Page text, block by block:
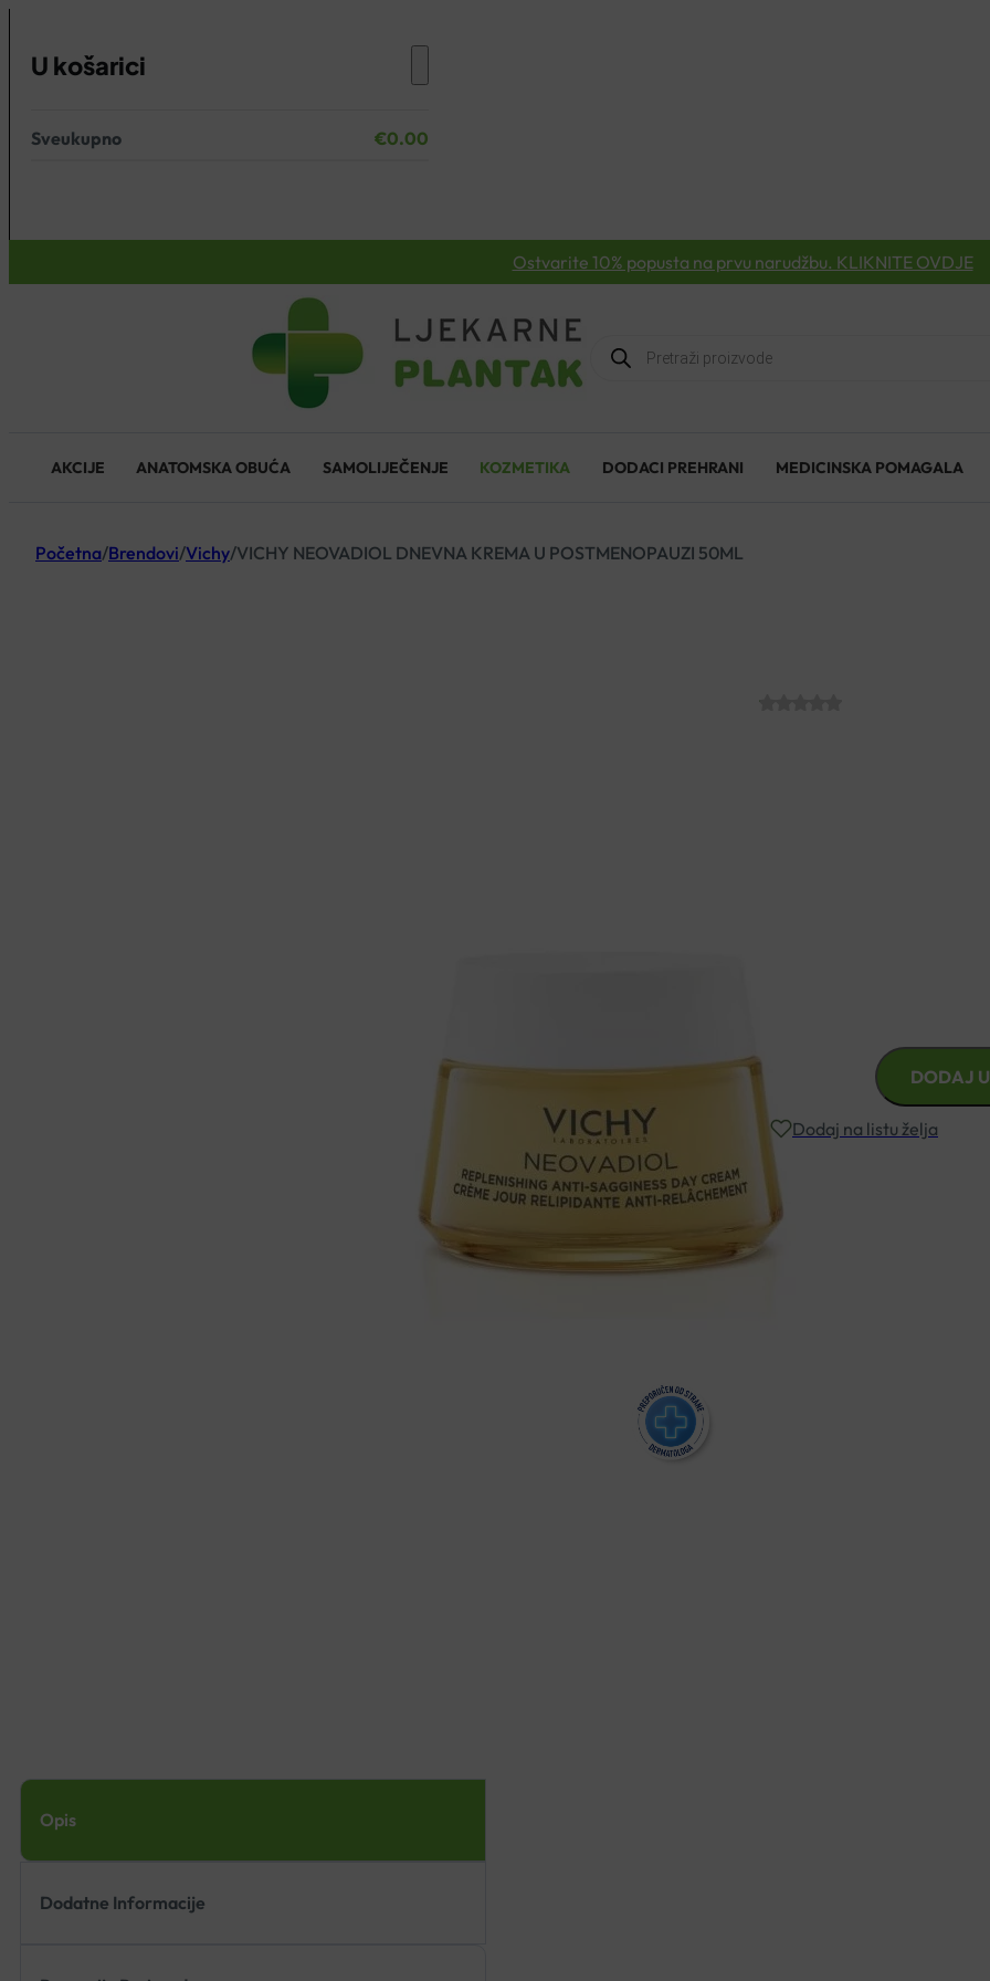
U košarici
Nema proizvoda u košarici.
Sveukupno €0.00
Ostvarite 10% popusta na prvu narudžbu. KLIKNITE OVDJE
Products
search
AKCIJE ANATOMSKA OBUĆA SAMOLIJEČENJE KOZMETIKA DODACI PREHRANI MEDICINSKA POMAGALA
Početna/Brendovi/Vichy/VICHY NEOVADIOL DNEVNA KREMA U POSTMENOPAUZI 50ML
VICHY
NEOVADIOL hranjiva anti-
mehanizme protiv starenja
VICHY
DNEVNA
U
POSTMENOPAUZI
50ML
DODAJ
Dodaj na listu želja
Opis
Dodatne Informacije